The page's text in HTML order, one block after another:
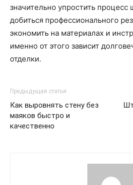
значительно упростить процесс
добиться профессионального
экономить на материалах и
именно от этого зависит
отделки.
Предыдущая статья
Как выровнять стену без
маяков быстро и
качественно